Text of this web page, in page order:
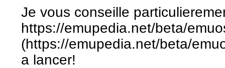
Je vous conseille
https://emupedia.net/beta/
(https://emupedia.net/beta/
a lancer!